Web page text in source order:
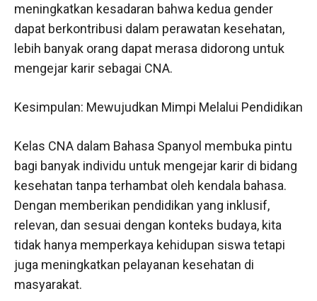
meningkatkan kesadaran bahwa kedua gender
dapat berkontribusi dalam perawatan kesehatan,
lebih banyak orang dapat merasa didorong untuk
mengejar karir sebagai CNA.
Kesimpulan: Mewujudkan Mimpi Melalui Pendidikan
Kelas CNA dalam Bahasa Spanyol membuka pintu
bagi banyak individu untuk mengejar karir di bidang
kesehatan tanpa terhambat oleh kendala bahasa.
Dengan memberikan pendidikan yang inklusif,
relevan, dan sesuai dengan konteks budaya, kita
tidak hanya memperkaya kehidupan siswa tetapi
juga meningkatkan pelayanan kesehatan di
masyarakat.